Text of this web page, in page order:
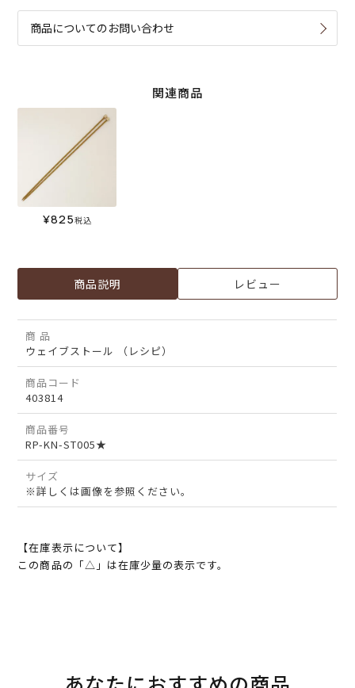
商品についてのお問い合わせ
関連商品
¥825税込
商品説明 レビュー
商 品
ウェイブストール （レシピ）
商品コード
403814
商品番号
RP-KN-ST005★
サイズ
※詳しくは画像を参照ください。
【在庫表示について】
この商品の「△」は在庫少量の表示です。